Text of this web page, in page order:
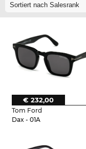
Tom Ford
Dax - 01A
€ 232,00